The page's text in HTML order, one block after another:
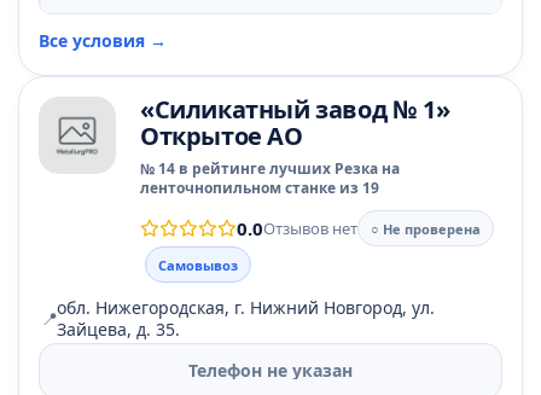
Все условия →
«Силикатный завод № 1»
Открытое АО
№ 14 в рейтинге лучших Резка на
ленточнопильном станке из 19
0.0Отзывов нет
○ Не проверена
Самовывоз
📍обл. Нижегородская, г. Нижний Новгород, ул.
Зайцева, д. 35.
Телефон не указан